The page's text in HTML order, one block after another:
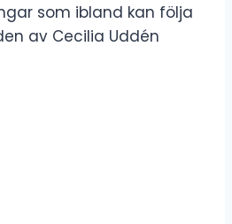
som ibland kan följa
av Cecilia Uddén